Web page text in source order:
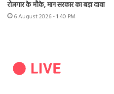
रोजगार के मौके, मान सरकार का बड़ा दावा
6 August 2026 - 1:40 PM